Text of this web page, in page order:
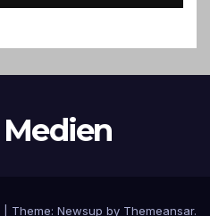
Theme: Newsup by Themeansar.